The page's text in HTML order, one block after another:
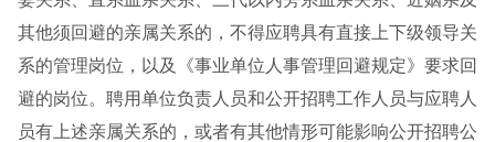
其他须回避的亲属关系的，不得应聘具有直接上下级领导关
系的管理岗位，以及《事业单位人事管理回避规定》要求回
避的岗位。聘用单位负责人员和公开招聘工作人员与应聘人
员有上述亲属关系的，或者有其他情形可能影响公开招聘公